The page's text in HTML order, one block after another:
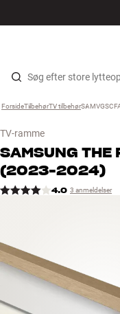
Gå til indhold
Højtaler
Høretelefoner
Surround
Kabler
Forside ›
Tilbehør ›
TV tilbehør ›
TV-ramme
SAMSUNG THE
(2023-2024)
4.0 3 anmeldelser